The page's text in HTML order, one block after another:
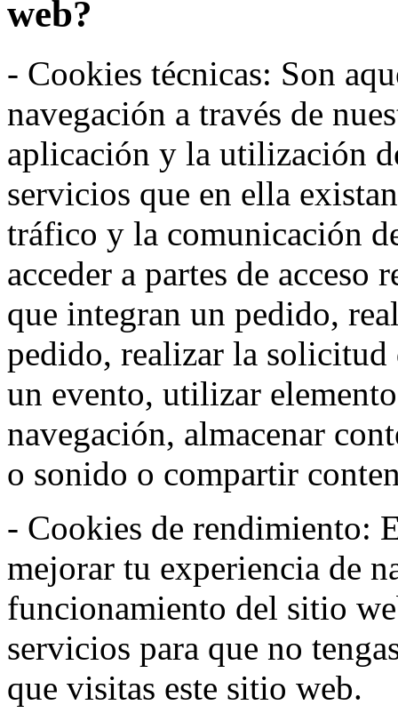
web?
- Cookies técnicas: Son
navegación a través de
aplicación y la utilización
servicios que en ella
tráfico y la comunicación
acceder a partes de
que integran un pedido,
pedido, realizar la
un evento, utilizar
navegación, almacenar
o sonido o compartir
- Cookies de rendimiento:
mejorar tu experiencia de
funcionamiento del sitio
servicios para que no
que visitas este sitio web.